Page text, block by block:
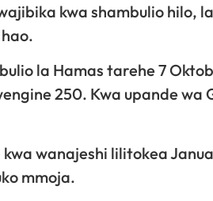
kwa shambulio hilo,
la Hamas tarehe 7
250. Kwa upande
wanajeshi lilitokea
mmoja.